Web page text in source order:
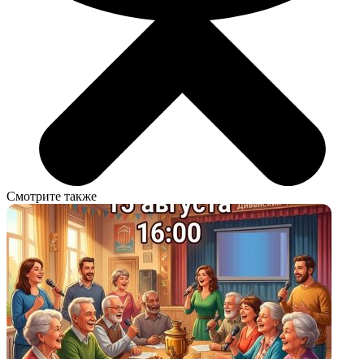
Смотрите также